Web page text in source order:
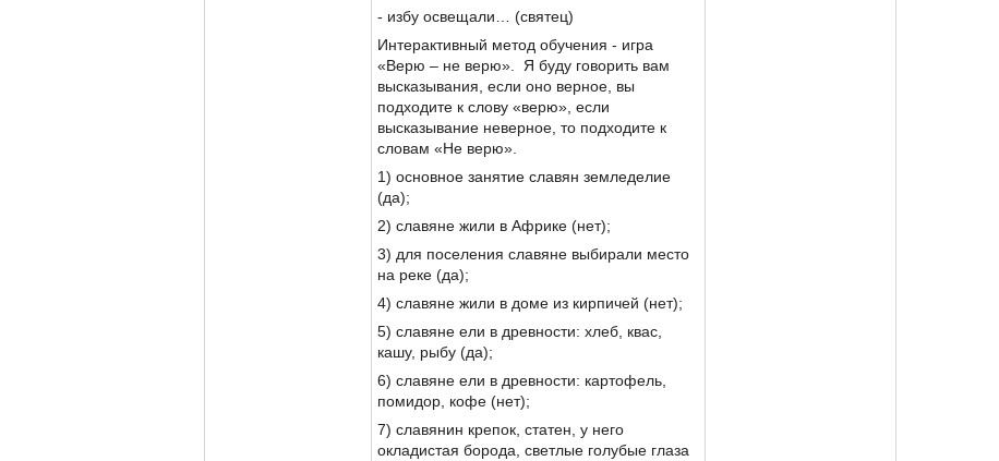
- избу освещали… (святец)
Интерактивный метод обучения - игра
«Верю – не верю». Я буду говорить вам
высказывания, если оно верное, вы
подходите к слову «верю», если
высказывание неверное, то подходите к
словам «Не верю».
1) основное занятие славян земледелие
(да);
2) славяне жили в Африке (нет);
3) для поселения славяне выбирали место
на реке (да);
4) славяне жили в доме из кирпичей (нет);
5) славяне ели в древности: хлеб, квас,
кашу, рыбу (да);
6) славяне ели в древности: картофель,
помидор, кофе (нет);
7) славянин крепок, статен, у него
окладистая борода, светлые голубые глаза